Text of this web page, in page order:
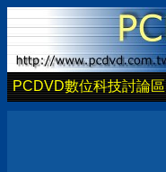
PCDVD數位科技討論區